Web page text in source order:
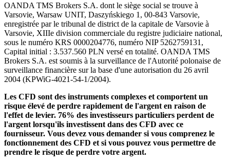
OANDA TMS Brokers S.A. dont le siège social se trouve à
Varsovie, Warsaw UNIT, Daszyńskiego 1, 00-843 Varsovie,
enregistrée par le tribunal de district de la capitale de Varsovie à
Varsovie, XIIIe division commerciale du registre judiciaire national,
sous le numéro KRS 0000204776, numéro NIP 5262759131,
Capital initial : 3.537.560 PLN versé en totalité. OANDA TMS
Brokers S.A. est soumis à la surveillance de l'Autorité polonaise de
surveillance financière sur la base d'une autorisation du 26 avril
2004 (KPWiG-4021-54-1/2004).
Les CFD sont des instruments complexes et comportent un
risque élevé de perdre rapidement de l'argent en raison de
l'effet de levier. 76% des investisseurs particuliers perdent de
l'argent lorsqu'ils investissent dans des CFD avec ce
fournisseur. Vous devez vous demander si vous comprenez le
fonctionnement des CFD et si vous pouvez vous permettre de
prendre le risque de perdre votre argent.